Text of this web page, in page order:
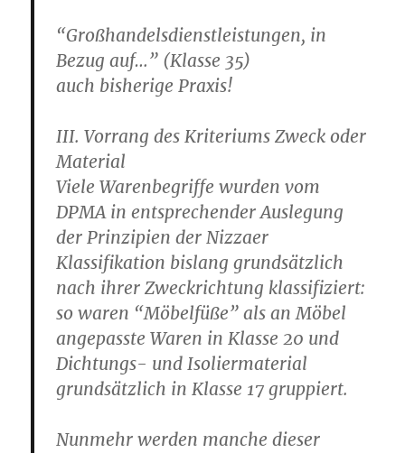
“Großhandelsdienstleistungen, in
Bezug auf…” (Klasse 35)
auch bisherige Praxis!
III. Vorrang des Kriteriums Zweck oder
Material
Viele Warenbegriffe wurden vom
DPMA in entsprechender Auslegung
der Prinzipien der Nizzaer
Klassifikation bislang grundsätzlich
nach ihrer Zweckrichtung klassifiziert:
so waren “Möbelfüße” als an Möbel
angepasste Waren in Klasse 20 und
Dichtungs- und Isoliermaterial
grundsätzlich in Klasse 17 gruppiert.
Nunmehr werden manche dieser